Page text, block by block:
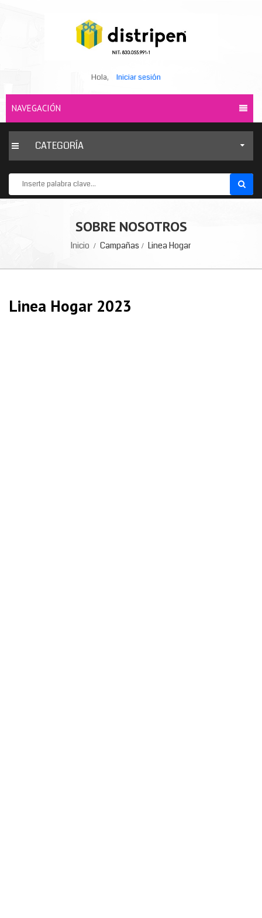
Hola, Iniciar sesión
NAVEGACIÓN
CATEGORÍA
SOBRE NOSOTROS
Inicio Campañas Linea Hogar
Linea Hogar 2023